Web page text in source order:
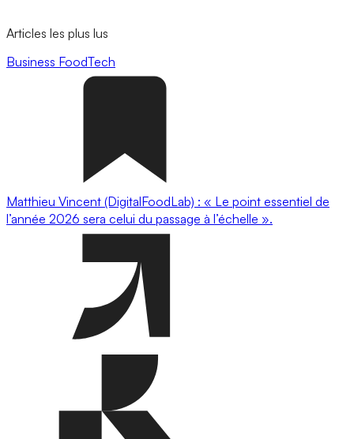
Articles les plus lus
Business FoodTech
Matthieu Vincent (DigitalFoodLab) : « Le point essentiel de
l’année 2026 sera celui du passage à l’échelle ».